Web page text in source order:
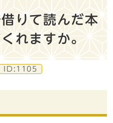
りて読んだ本
れますか。
ID:1105